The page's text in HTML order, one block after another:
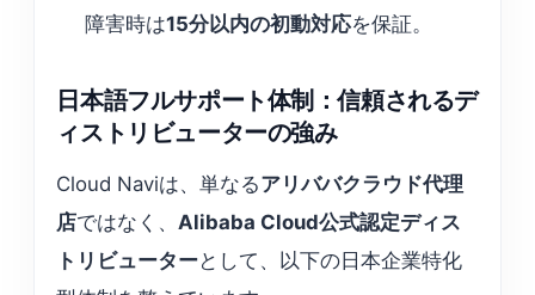
障害時は15分以内の初動対応を保証。
日本語フルサポート体制：信頼されるデ
ィストリビューターの強み
Cloud Naviは、単なるアリババクラウド代理
店ではなく、 Alibaba Cloud公式認定ディス
トリビューターとして、以下の日本企業特化